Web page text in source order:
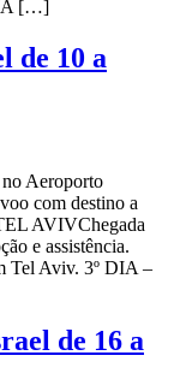
[…]
de 10 a
Aeroporto
com destino a
AVIVChegada
e assistência.
Tel Aviv. 3º DIA –
de 16 a